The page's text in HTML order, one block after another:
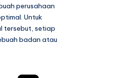
perusahaan
Untuk
tersebut, setiap
badan atau